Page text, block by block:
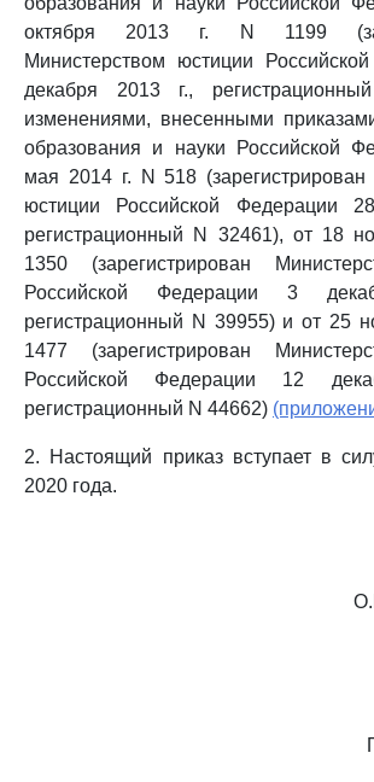
октября 2013 г. N 1199
Министерством юстиции
декабря 2013 г.,
изменениями, внесенными
образования и науки Российской
мая 2014 г. N 518 (зарегистрирован
юстиции Российской Федерации
регистрационный N 32461), от 18
1350 (зарегистрирован
Российской Федерации 3
регистрационный N 39955) и от 25
1477 (зарегистрирован
Российской Федерации 12
регистрационный N 44662)
2. Настоящий приказ вступает в
2020 года.